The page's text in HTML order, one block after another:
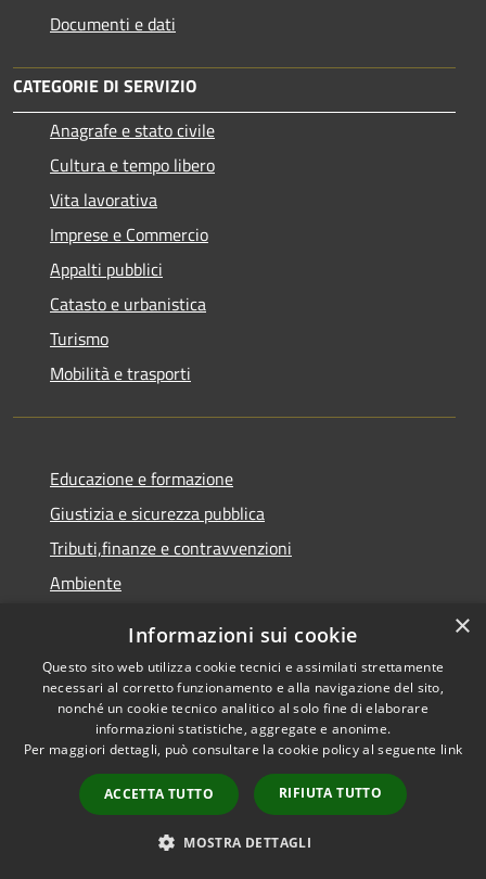
Documenti e dati
CATEGORIE DI SERVIZIO
Anagrafe e stato civile
Cultura e tempo libero
Vita lavorativa
Imprese e Commercio
Appalti pubblici
Catasto e urbanistica
Turismo
Mobilità e trasporti
Educazione e formazione
Giustizia e sicurezza pubblica
Tributi,finanze e contravvenzioni
Ambiente
Agricoltura e pesca
NOVITÀ
Notizie
×
Informazioni sui cookie
Questo sito web utilizza cookie tecnici e assimilati strettamente
necessari al corretto funzionamento e alla navigazione del sito,
nonché un cookie tecnico analitico al solo fine di elaborare
informazioni statistiche, aggregate e anonime.
Per maggiori dettagli, può consultare la cookie policy al seguente link
ACCETTA TUTTO RIFIUTA TUTTO
MOSTRA DETTAGLI